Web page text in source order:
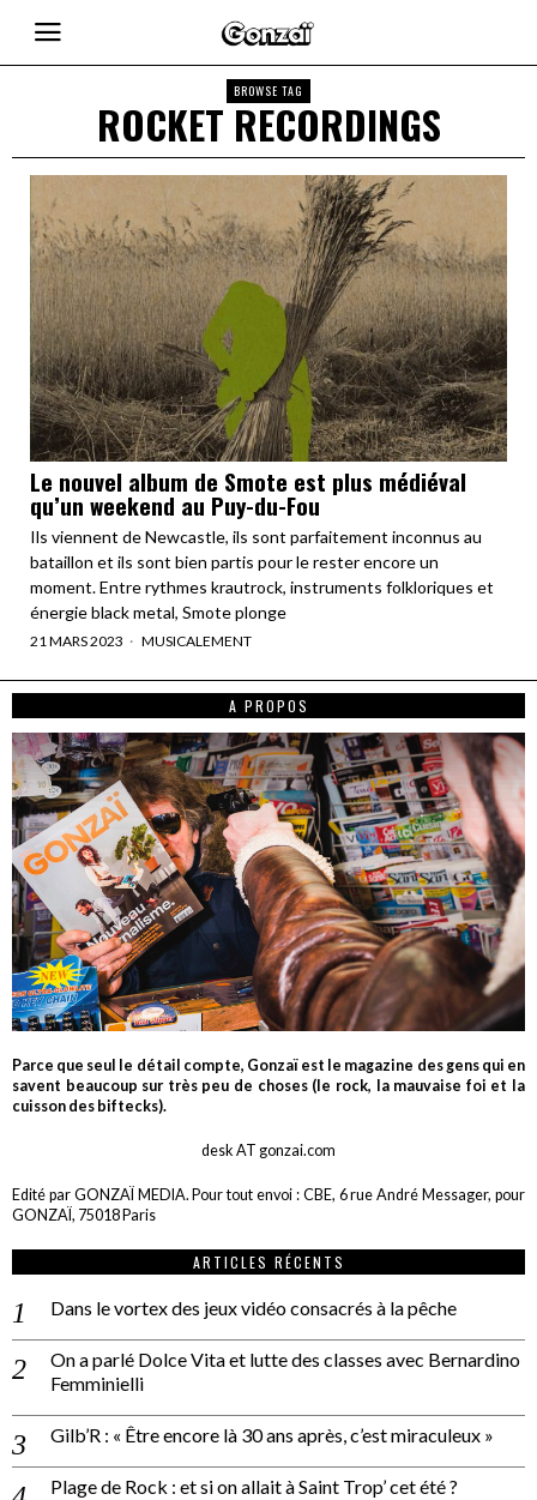
BROWSE TAG
ROCKET RECORDINGS
Le nouvel album de Smote est plus médiéval
qu’un weekend au Puy-du-Fou
Ils viennent de Newcastle, ils sont parfaitement inconnus au
bataillon et ils sont bien partis pour le rester encore un
moment. Entre rythmes krautrock, instruments folkloriques et
énergie black metal, Smote plonge
21 MARS 2023 MUSICALEMENT
A PROPOS
Parce que seul le détail compte, Gonzaï est le magazine des gens qui en
savent beaucoup sur très peu de choses (le rock, la mauvaise foi et la
cuisson des biftecks).
desk AT gonzai.com
Edité par GONZAÏ MEDIA. Pour tout envoi : CBE, 6 rue André Messager, pour
GONZAÏ, 75018 Paris
ARTICLES RÉCENTS
Dans le vortex des jeux vidéo consacrés à la pêche
On a parlé Dolce Vita et lutte des classes avec Bernardino
Femminielli
Gilb’R : « Être encore là 30 ans après, c’est miraculeux »
Plage de Rock : et si on allait à Saint Trop’ cet été ?